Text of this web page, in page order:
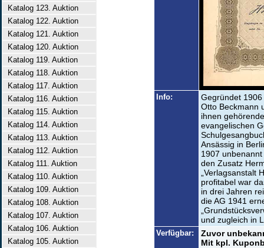
Katalog 123. Auktion
Katalog 122. Auktion
Katalog 121. Auktion
Katalog 120. Auktion
Katalog 119. Auktion
Katalog 118. Auktion
Katalog 117. Auktion
Katalog 116. Auktion
Katalog 115. Auktion
Katalog 114. Auktion
Katalog 113. Auktion
Katalog 112. Auktion
Katalog 111. Auktion
Katalog 110. Auktion
Katalog 109. Auktion
Katalog 108. Auktion
Katalog 107. Auktion
Katalog 106. Auktion
Katalog 105. Auktion
Info:
Gegründet 1906
Otto Beckmann
ihnen
evangelischen
Ansässig in
1907
den Zusatz
„Verlagsanstalt
profitabel war
in drei Jahren
die AG 1941
und zugleich in
Verfügbar:
Zuvor
Mit kpl.